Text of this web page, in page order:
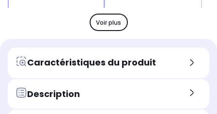
USB
x2
5 x 10 Watts
HDMI 2.1
-
USB
-
Voir plus
Caractéristiques du produit
Description